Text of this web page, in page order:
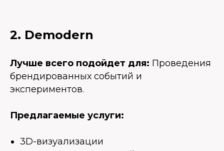
2. Demodern
Лучше всего подойдет для: Проведения
брендированных событий и
экспериментов.
Предлагаемые услуги:
3D-визуализации